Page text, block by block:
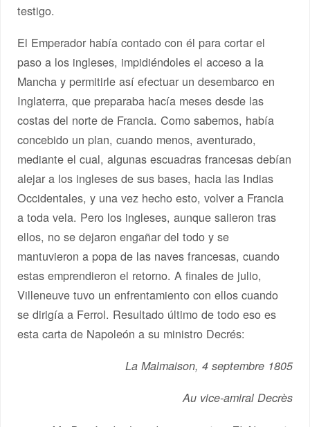
testigo.
El Emperador había contado con él para cortar el
paso a los ingleses, impidiéndoles el acceso a la
Mancha y permitirle así efectuar un desembarco en
Inglaterra, que preparaba hacía meses desde las
costas del norte de Francia. Como sabemos, había
concebido un plan, cuando menos, aventurado,
mediante el cual, algunas escuadras francesas debían
alejar a los ingleses de sus bases, hacia las Indias
Occidentales, y una vez hecho esto, volver a Francia
a toda vela. Pero los ingleses, aunque salieron tras
ellos, no se dejaron engañar del todo y se
mantuvieron a popa de las naves francesas, cuando
estas emprendieron el retorno. A finales de julio,
Villeneuve tuvo un enfrentamiento con ellos cuando
se dirigía a Ferrol. Resultado último de todo eso es
esta carta de Napoleón a su ministro Decrés:
La Malmaison, 4 septembre 1805
Au vice-amiral Decrès